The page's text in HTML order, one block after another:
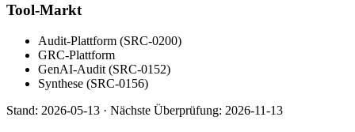
Tool-Markt
Audit-Plattform (SRC-0200)
GRC-Plattform
GenAI-Audit (SRC-0152)
Synthese (SRC-0156)
Stand: 2026-05-13 · Nächste Überprüfung: 2026-11-13